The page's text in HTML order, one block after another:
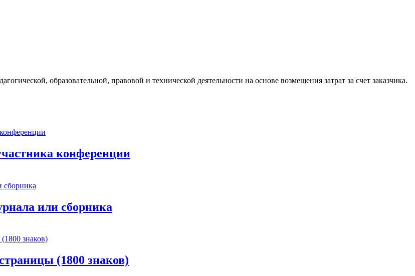
образовательной, правовой и технической деятельности на основе возмещения затрат за счет заказчика.
конференции
или сборника
(1800 знаков)